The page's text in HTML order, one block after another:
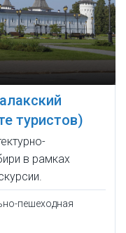
туристов)
в рамках
пешеходная